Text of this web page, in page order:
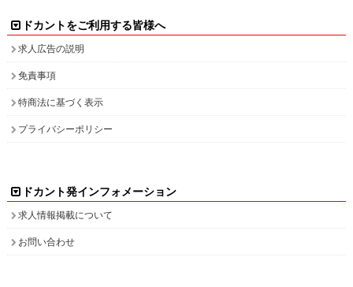
ドカントをご利用する皆様へ
求人広告の説明
免責事項
特商法に基づく表示
プライバシーポリシー
ドカント発インフォメーション
求人情報掲載について
お問い合わせ